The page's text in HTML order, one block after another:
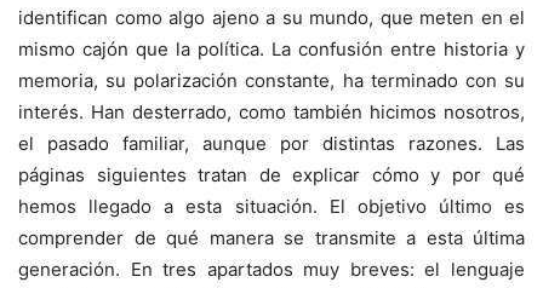
identifican como algo ajeno a su mundo, que meten en el
mismo cajón que la política. La confusión entre historia y
memoria, su polarización constante, ha terminado con su
interés. Han desterrado, como también hicimos nosotros,
el pasado familiar, aunque por distintas razones. Las
páginas siguientes tratan de explicar cómo y por qué
hemos llegado a esta situación. El objetivo último es
comprender de qué manera se transmite a esta última
generación. En tres apartados muy breves: el lenguaje